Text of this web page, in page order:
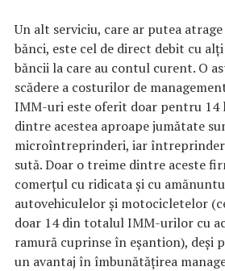
Un alt serviciu, care ar putea
bănci, este cel de direct debit cu
băncii la care au contul curent. O
scădere a costurilor de
IMM-uri este oferit doar pentru 14
dintre acestea aproape jumătate
microîntreprinderi, iar
sută. Doar o treime dintre aceste
comerțul cu ridicata și cu
autovehiculelor și motocicletelor
doar 14 din totalul IMM-urilor cu
ramură cuprinse în eșantion), deși
un avantaj în îmbunătățirea